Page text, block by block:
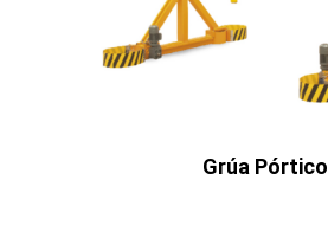
Grúa Pórtico